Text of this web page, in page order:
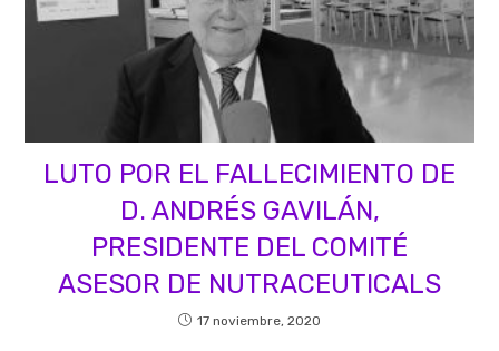
LUTO POR EL FALLECIMIENTO DE
D. ANDRÉS GAVILÁN,
PRESIDENTE DEL COMITÉ
ASESOR DE NUTRACEUTICALS
17 noviembre, 2020